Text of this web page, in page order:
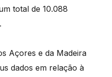
total de 10.088
Açores e da Madeira
dados em relação à